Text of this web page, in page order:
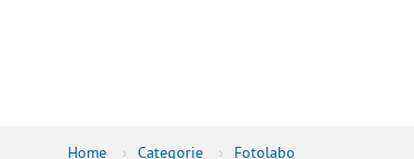
Home › Categorie › Fotolabo